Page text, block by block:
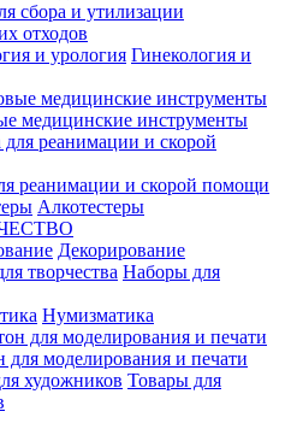
сбора и утилизации
отходов
Гинекология и
медицинские инструменты
реанимации и скорой помощи
Алкотестеры
Декорирование
Наборы для
Нумизматика
для моделирования и печати
Товары для